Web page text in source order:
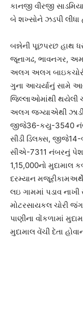
કાનજી વીરજી
બે શખ્સોને ઝડપી લીધા
બન્નેની પૂછપરછ હાથ
જૂનાગઢ, ભાવનગર,
અલગ અલગ
ગુના આચર્યાનું સામે
જિલ્લાઓમાંથી થયેલી
અલગ જગ્યાએથી ઝાડી-
જીજે36-કયુ-3540
સીડી ડિલક્સ,
સીએ-7311 નંબરનું
1,15,000નો મુદામાલ
દરમ્યાન
લઇ ગામમાં પડાવ
મોટરસાયકલ ચોરી
પાણીના વોંકળામાં
મુદામાલ વેંચી દેતા